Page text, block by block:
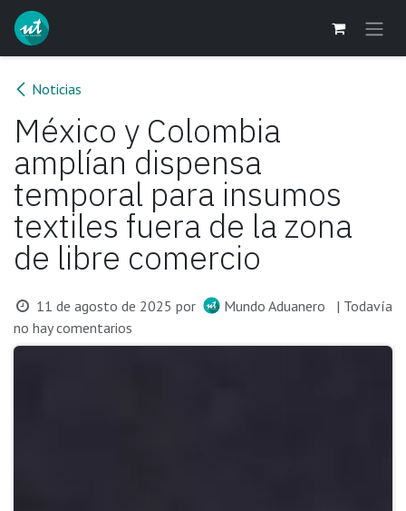
Ir al contenido
Noticias
México y Colombia
amplían dispensa
temporal para insumos
textiles fuera de la zona
de libre comercio
11 de agosto de 2025 por Mundo Aduanero
| Todavía
no hay comentarios